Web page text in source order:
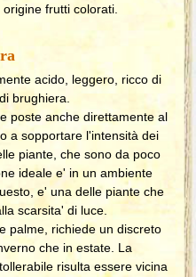
frutti colorati.
acido, leggero, ricco di
brughiera.
poste anche direttamente al
a sopportare l'intensità dei
piante, che sono da poco
ideale e' in un ambiente
e' una delle piante che
scarsita' di luce.
palme, richiede un discreto
che in estate. La
risulta essere vicina